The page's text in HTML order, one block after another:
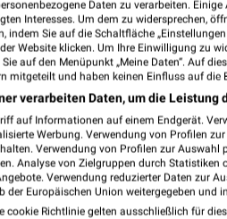
DEICHMANN Pfullendorf
Überlinger Straße 50
88630 Pfullendorf
Daten zu verarbeiten.
Interesses. Um dem zu widersprechen,
indem Sie auf die Schaltfläche
Website klicken. Um Ihre Einwilligung zu
auf den Menüpunkt „Meine Daten“. Auf
mitgeteilt und haben keinen Einfluss auf die
verarbeiten Daten, um die Leistung
auf Informationen auf einem Endgerät.
Werbung. Verwendung von Profilen
Verwendung von Profilen zur
Analyse von Zielgruppen durch
Verwendung reduzierter Daten zur
der Europäischen Union weitergegeben und
cookie Richtlinie gelten ausschließlich für